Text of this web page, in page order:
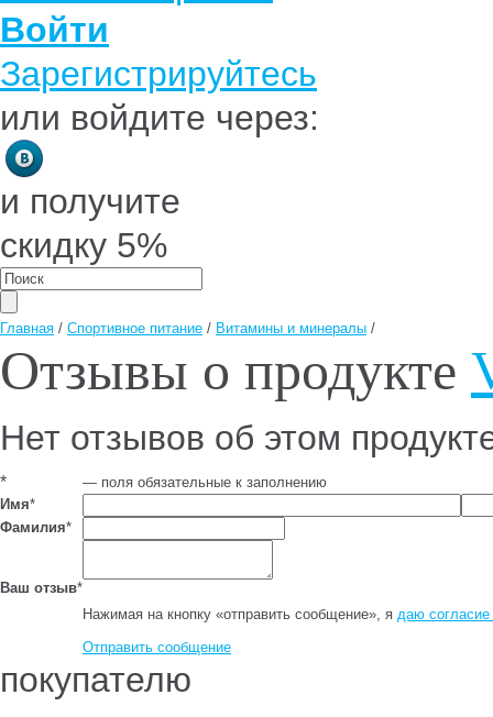
Войти
Зарегистрируйтесь
или войдите через:
и получите
скидку 5%
Главная / Спортивное питание / Витамины и минералы /
Отзывы о продукте
Нет отзывов об этом
*
— поля обязательные к заполнению
Имя*
Фамилия*
Ваш отзыв*
Нажимая на кнопку «отправить сообщение», я даю
Отправить сообщение
покупателю